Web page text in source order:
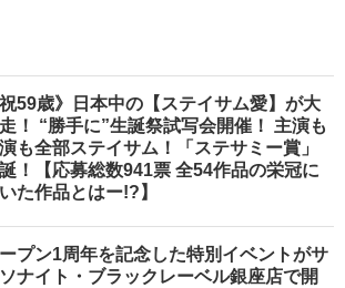
祝59歳》日本中の【ステイサム愛】が大
！ “勝手に”生誕祭試写会開催！ 主演も
も全部ステイサム！「ステサミー賞」
！【応募総数941票 全54作品の栄冠に
た作品とはー!?】
プン1周年を記念した特別イベントがサ
ナイト・ブラックレーベル銀座店で開